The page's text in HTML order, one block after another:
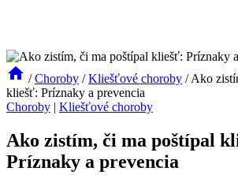
/ Choroby / Kliešťové choroby / Ako
kliešť: Príznaky a prevencia
Choroby | Kliešťové choroby
Ako zistím, či ma poštípal
Príznaky a prevencia